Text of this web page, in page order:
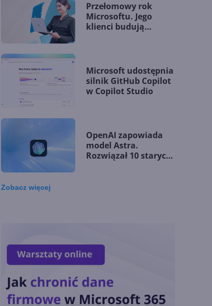
Przełomowy rok
Microsoftu. Jego
klienci budują
Microsoft udostępnia
silnik GitHub Copilot
w Copilot Studio
OpenAI zapowiada
model Astra.
Rozwiązał 10 starych
Lista zmian w
Microsoft 365 Copilot.
Podsumowanie lipca
2026
Zobaczwięcej